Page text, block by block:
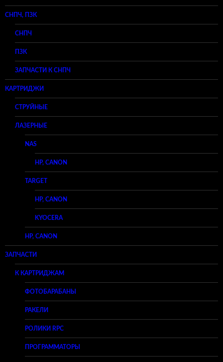
СНПЧ, ПЗК
СНПЧ
ПЗК
ЗАПЧАСТИ К СНПЧ
КАРТРИДЖИ
СТРУЙНЫЕ
ЛАЗЕРНЫЕ
NAS
HP, CANON
TARGET
HP, CANON
KYOCERA
HP, CANON
ЗАПЧАСТИ
К КАРТРИДЖАМ
ФОТОБАРАБАНЫ
РАКЕЛИ
РОЛИКИ RPC
ПРОГРАММАТОРЫ